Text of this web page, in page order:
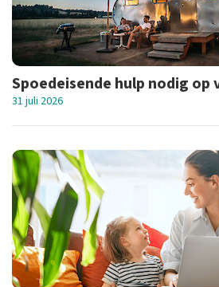
Spoedeisende hulp nodig op
31 juli 2026